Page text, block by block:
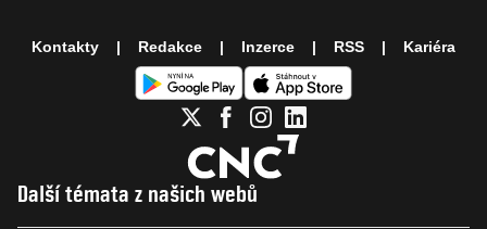
Další témata z našich webů
Kontakty Redakce Inzerce RSS Kariéra